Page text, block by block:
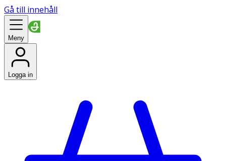
Gå till innehåll
Meny
Logga in